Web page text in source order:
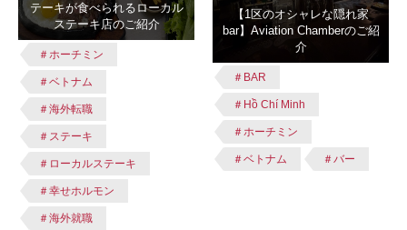
テーキが食べられるローカル
ステーキ店のご紹介
＃ホーチミン
＃ベトナム
＃海外転職
＃ステーキ
＃ローカルステーキ
＃幸せホルモン
＃海外就職
【1区のオシャレな隠れ家
bar】Aviation Chamberのご紹
介
＃BAR
＃Hồ Chí Minh
＃ホーチミン
＃ベトナム ＃バー